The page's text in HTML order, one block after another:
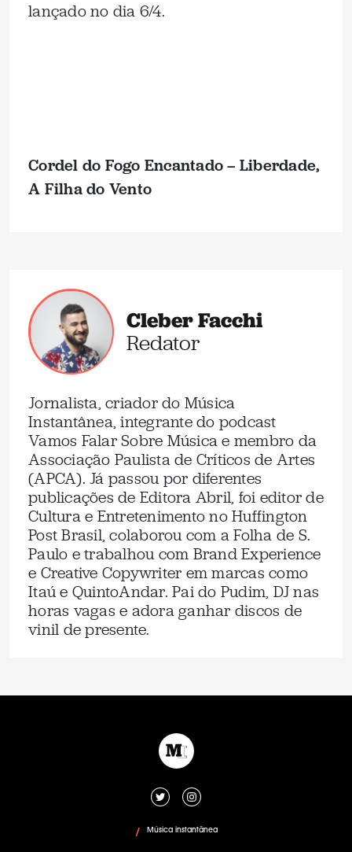
lançado no dia 6/4.
Cordel do Fogo Encantado – Liberdade,
A Filha do Vento
Cleber Facchi
Redator
Jornalista, criador do Música
Instantânea, integrante do podcast
Vamos Falar Sobre Música e membro da
Associação Paulista de Críticos de Artes
(APCA). Já passou por diferentes
publicações de Editora Abril, foi editor de
Cultura e Entretenimento no Huffington
Post Brasil, colaborou com a Folha de S.
Paulo e trabalhou com Brand Experience
e Creative Copywriter em marcas como
Itaú e QuintoAndar. Pai do Pudim, DJ nas
horas vagas e adora ganhar discos de
vinil de presente.
/ Música instantânea